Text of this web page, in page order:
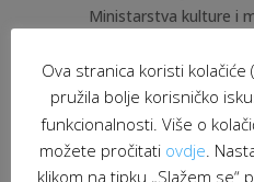
Ministarstva kulture i
Ova stranica koristi kolačiće
pružila bolje korisničko
funkcionalnosti. Više o
možete pročitati ovdje.
klikom na tipku „Slažem